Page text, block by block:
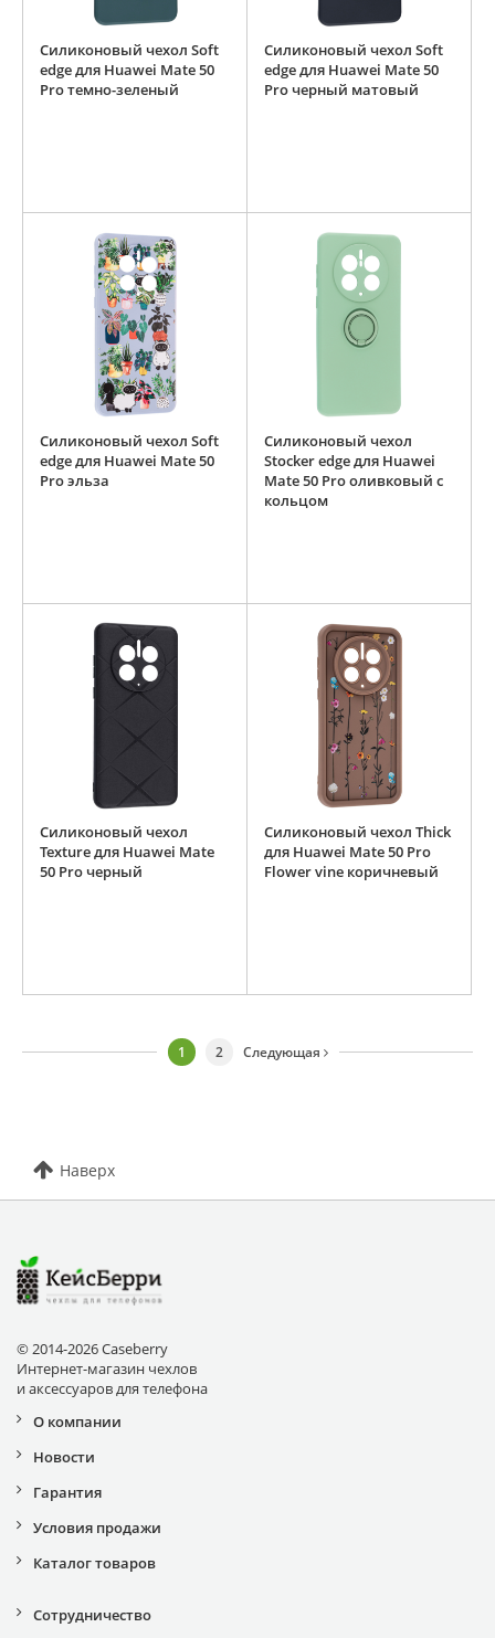
Силиконовый чехол Soft
edge для Huawei Mate 50
Pro темно-зеленый
Силиконовый чехол Soft
edge для Huawei Mate 50
Pro черный матовый
Силиконовый чехол Soft
edge для Huawei Mate 50
Pro эльза
Силиконовый чехол
Stocker edge для Huawei
Mate 50 Pro оливковый с
кольцом
Силиконовый чехол
Texture для Huawei Mate
50 Pro черный
Силиконовый чехол Thick
для Huawei Mate 50 Pro
Flower vine коричневый
1 2 Следующая
Наверх
© 2014-2026 Caseberry
Интернет-магазин чехлов
и аксессуаров для телефона
О компании
Новости
Гарантия
Условия продажи
Каталог товаров
Сотрудничество